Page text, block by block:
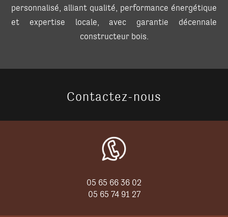
personnalisé, alliant qualité, performance énergétique
et expertise locale, avec garantie décennale
constructeur bois.
Contactez-nous
05 65 66 36 02
05 65 74 91 27